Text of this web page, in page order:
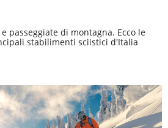
passeggiate di montagna. Ecco le
stabilimenti sciistici d'Italia